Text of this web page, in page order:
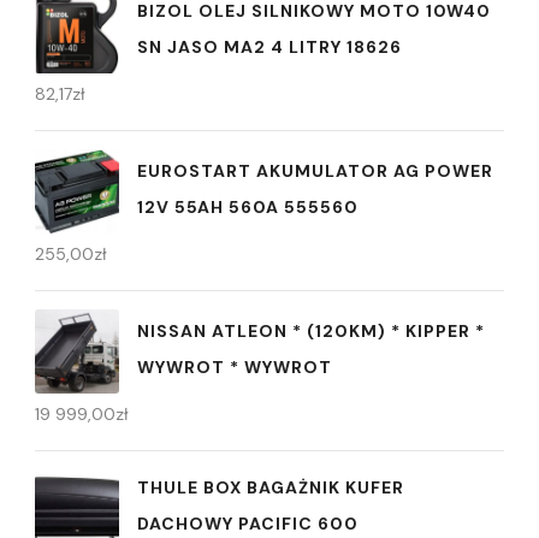
BIZOL OLEJ SILNIKOWY MOTO 10W40
SN JASO MA2 4 LITRY 18626
82,17zł
EUROSTART AKUMULATOR AG POWER
12V 55AH 560A 555560
255,00zł
NISSAN ATLEON * (120KM) * KIPPER *
WYWROT * WYWROT
19 999,00zł
THULE BOX BAGAŻNIK KUFER
DACHOWY PACIFIC 600